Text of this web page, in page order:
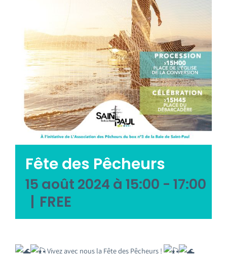
Contact
Fête des Pêcheurs
15 août 2024 à 15:00 - 17:00
| FREE
Vivez avec nous la Fête des Pêcheurs !